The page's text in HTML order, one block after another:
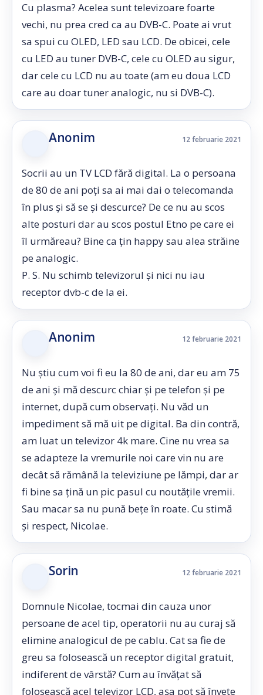
Cu plasma? Acelea sunt televizoare foarte
vechi, nu prea cred ca au DVB-C. Poate ai vrut
sa spui cu OLED, LED sau LCD. De obicei, cele
cu LED au tuner DVB-C, cele cu OLED au sigur,
dar cele cu LCD nu au toate (am eu doua LCD
care au doar tuner analogic, nu si DVB-C).
Anonim 12 februarie 2021
Socrii au un TV LCD fără digital. La o persoana
de 80 de ani poți sa ai mai dai o telecomanda
în plus și să se și descurce? De ce nu au scos
alte posturi dar au scos postul Etno pe care ei
îl urmăreau? Bine ca țin happy sau alea străine
pe analogic.
P. S. Nu schimb televizorul și nici nu iau
receptor dvb-c de la ei.
Anonim 12 februarie 2021
Nu știu cum voi fi eu la 80 de ani, dar eu am 75
de ani și mă descurc chiar și pe telefon și pe
internet, după cum observați. Nu văd un
impediment să mă uit pe digital. Ba din contră,
am luat un televizor 4k mare. Cine nu vrea sa
se adapteze la vremurile noi care vin nu are
decât să rămână la televiziune pe lămpi, dar ar
fi bine sa țină un pic pasul cu noutățile vremii.
Sau macar sa nu pună bețe în roate. Cu stimă
și respect, Nicolae.
Sorin 12 februarie 2021
Domnule Nicolae, tocmai din cauza unor
persoane de acel tip, operatorii nu au curaj să
elimine analogicul de pe cablu. Cat sa fie de
greu sa folosească un receptor digital gratuit,
indiferent de vârstă? Cum au învățat să
folosească acel televizor LCD, așa pot să învețe